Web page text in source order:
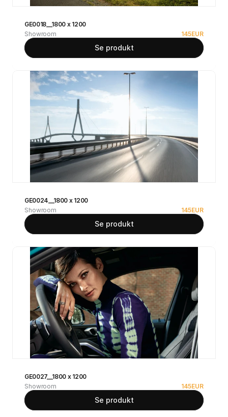
GE0018__1800 x 1200
Showroom
145EUR
Se produkt
GE0024__1800 x 1200
Showroom
145EUR
Se produkt
GE0027__1800 x 1200
Showroom
145EUR
Se produkt